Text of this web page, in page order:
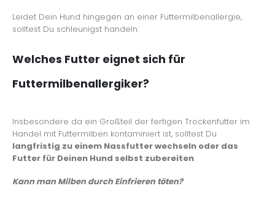
Leidet Dein Hund hingegen an einer Futtermilbenallergie,
solltest Du schleunigst handeln:
Welches Futter eignet sich für
Futtermilbenallergiker?
Insbesondere da ein Großteil der fertigen Trockenfutter im
Handel mit Futtermilben kontaminiert ist, solltest Du
langfristig zu einem Nassfutter wechseln oder das
Futter für Deinen Hund selbst zubereiten.
Kann man Milben durch Einfrieren töten?